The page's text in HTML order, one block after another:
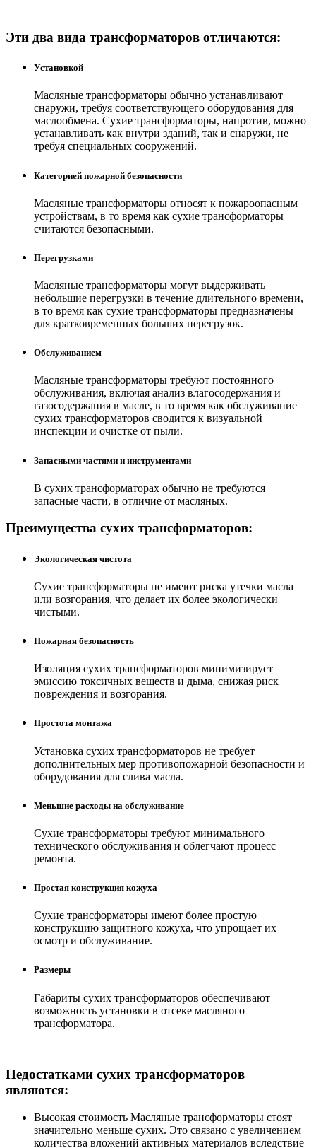
Эти два вида трансформаторов отличаются:
Установкой
Масляные трансформаторы обычно устанавливают
снаружи, требуя соответствующего оборудования для
маслообмена. Сухие трансформаторы, напротив, можно
устанавливать как внутри зданий, так и снаружи, не
требуя специальных сооружений.
Категорией пожарной безопасности
Масляные трансформаторы относят к пожароопасным
устройствам, в то время как сухие трансформаторы
считаются безопасными.
Перегрузками
Масляные трансформаторы могут выдерживать
небольшие перегрузки в течение длительного времени,
в то время как сухие трансформаторы предназначены
для кратковременных больших перегрузок.
Обслуживанием
Масляные трансформаторы требуют постоянного
обслуживания, включая анализ влагосодержания и
газосодержания в масле, в то время как обслуживание
сухих трансформаторов сводится к визуальной
инспекции и очистке от пыли.
Запасными частями и инструментами
В сухих трансформаторах обычно не требуются
запасные части, в отличие от масляных.
Преимущества сухих трансформаторов:
Экологическая чистота
Сухие трансформаторы не имеют риска утечки масла
или возгорания, что делает их более экологически
чистыми.
Пожарная безопасность
Изоляция сухих трансформаторов минимизирует
эмиссию токсичных веществ и дыма, снижая риск
повреждения и возгорания.
Простота монтажа
Установка сухих трансформаторов не требует
дополнительных мер противопожарной безопасности и
оборудования для слива масла.
Меньшие расходы на обслуживание
Сухие трансформаторы требуют минимального
технического обслуживания и облегчают процесс
ремонта.
Простая конструкция кожуха
Сухие трансформаторы имеют более простую
конструкцию защитного кожуха, что упрощает их
осмотр и обслуживание.
Размеры
Габариты сухих трансформаторов обеспечивают
возможность установки в отсеке масляного
трансформатора.
Недостатками сухих трансформаторов
являются:
Высокая стоимость Масляные трансформаторы стоят
значительно меньше сухих. Это связано с увеличением
количества вложений активных материалов вследствие